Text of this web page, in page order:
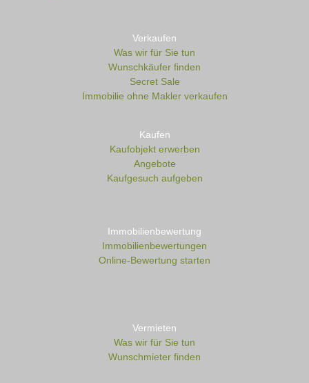
Verkaufen
Was wir für Sie tun
Wunschkäufer finden
Secret Sale
Immobilie ohne Makler verkaufen
Kaufen
Kaufobjekt erwerben
Angebote
Kaufgesuch aufgeben
Immobilienbewertung
Immobilienbewertungen
Online-Bewertung starten
Vermieten
Was wir für Sie tun
Wunschmieter finden